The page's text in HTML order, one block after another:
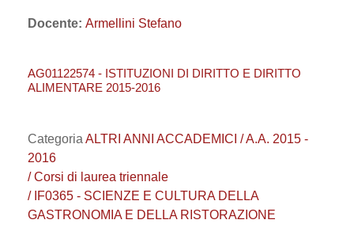
Docente: Armellini Stefano
AG01122574 - ISTITUZIONI DI DIRITTO E DIRITTO
ALIMENTARE 2015-2016
Categoria ALTRI ANNI ACCADEMICI / A.A. 2015 -
2016
/ Corsi di laurea triennale
/ IF0365 - SCIENZE E CULTURA DELLA
GASTRONOMIA E DELLA RISTORAZIONE